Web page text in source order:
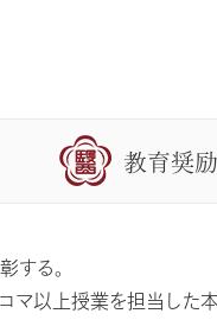
教育奨
する。
マ以上授業を担当した